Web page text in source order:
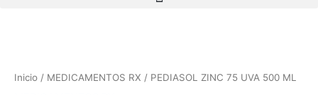
Inicio / MEDICAMENTOS RX / PEDIASOL ZINC 75 UVA 500 ML